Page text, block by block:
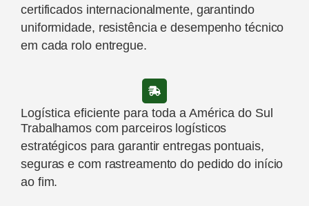
certificados internacionalmente, garantindo
uniformidade, resistência e desempenho técnico
em cada rolo entregue.
Logística eficiente para toda a América do Sul
Trabalhamos com parceiros logísticos
estratégicos para garantir entregas pontuais,
seguras e com rastreamento do pedido do início
ao fim.